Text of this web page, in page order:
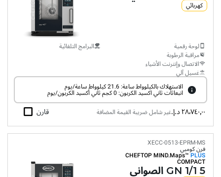
كهربائي
لوحة رقمية
مراقبة الرطوبة
الاتصال وإنترنت الأشياء
غسيل آلي
البرامج التلقائية
الاستهلاك بالكيلوواط ساعة: 21.6 كيلوواط ساعة/يوم
انبعاثات ثاني اكسيد الكربون: 0 كجم ثاني أكسيد الكربون/يوم
٢٨٬٧٤٠٫٠٠ د.إ.‏ غير شامل ضريبة القيمة المضافة قارن
XECC-0513-EPRM-MS
فرن كومبي
CHEFTOP MIND.Maps™ PLUS
COMPACT
5 GN 1/1 الصواني